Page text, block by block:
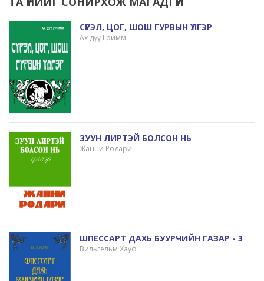
СҮРЭЛ, ЦОГ, ШОШ ГУРВЫН ҮЛГЭР
Ах дүү Гримм
ЗУУН ЛИРТЭЙ БОЛСОН НЬ
Жанни Родари
ШПЕССАРТ ДАХЬ БУУРЧИЙН ГАЗАР - 3
Вильгельм Хауф